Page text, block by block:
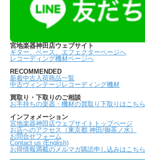
宮地楽器神田店ウェブサイト
ギター、ベース、エフェクターページへ
レコーディング機材ページへ
RECOMMENDED
新着中古入荷商品一覧
中古ヴィンテージレコーディング機材
買取り・下取りのご相談
お手持ちの楽器・機材の買取り下取りはこちら
インフォメーション
宮地楽器神田店ウェブサイトトップページ
お店へのアクセス（東京都 神田/御茶ノ水）
お問合せフォーム
Contact us (English)
お得情報満載のメルマガ購読申し込みはこちら